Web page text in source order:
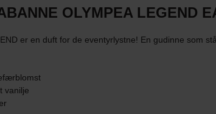
OLYMPEA LEGEND
er en duft for de eventyrlystne! En gudinne som
vanilje